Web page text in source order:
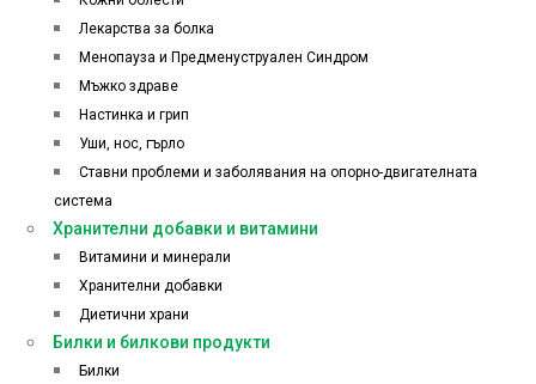
Лекарства за болка
Менопауза и Предменуструален Синдром
Мъжко здраве
Настинка и грип
Уши, нос, гърло
Ставни проблеми и заболявания на опорно-двигателната
система
Хранителни добавки и витамини
Витамини и минерали
Хранителни добавки
Диетични храни
Билки и билкови продукти
Билки